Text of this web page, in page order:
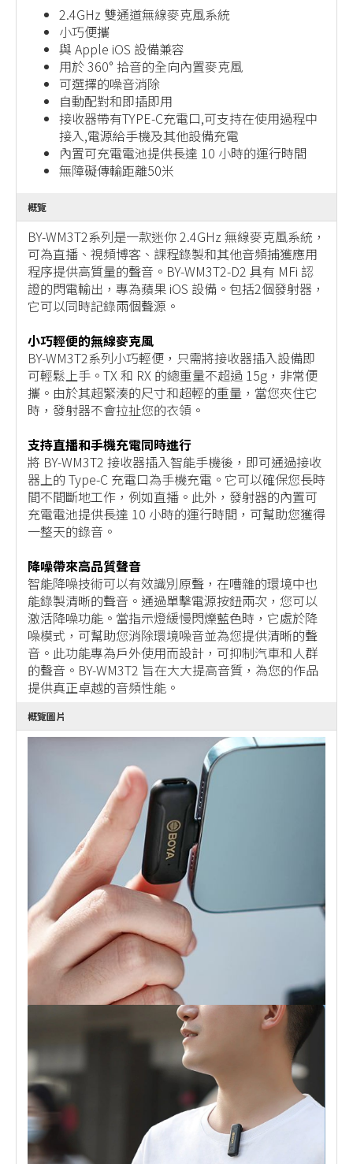
2.4GHz 雙通道無線麥克風系統
小巧便攜
與 Apple iOS 設備兼容
用於 360° 拾音的全向內置麥克風
可選擇的噪音消除
自動配對和即插即用
接收器帶有TYPE-C充電口,可支持在使用過程中
接入,電源給手機及其他設備充電
內置可充電電池提供長達 10 小時的運行時間
無障礙傳輸距離50米
概覽
BY-WM3T2系列是一款迷你 2.4GHz 無線麥克風系統，
可為直播、視頻博客、課程錄製和其他音頻捕獲應用
程序提供高質量的聲音。BY-WM3T2-D2 具有 MFi 認
證的閃電輸出，專為蘋果 iOS 設備。包括2個發射器，
它可以同時記錄兩個聲源。
小巧輕便的無線麥克風
BY-WM3T2系列小巧輕便，只需將接收器插入設備即
可輕鬆上手。TX 和 RX 的總重量不超過 15g，非常便
攜。由於其超緊湊的尺寸和超輕的重量，當您夾住它
時，發射器不會拉扯您的衣領。
支持直播和手機充電同時進行
將 BY-WM3T2 接收器插入智能手機後，即可通過接收
器上的 Type-C 充電口為手機充電。它可以確保您長時
間不間斷地工作，例如直播。此外，發射器的內置可
充電電池提供長達 10 小時的運行時間，可幫助您獲得
一整天的錄音。
降噪帶來高品質聲音
智能降噪技術可以有效識別原聲，在嘈雜的環境中也
能錄製清晰的聲音。通過單擊電源按鈕兩次，您可以
激活降噪功能。當指示燈緩慢閃爍藍色時，它處於降
噪模式，可幫助您消除環境噪音並為您提供清晰的聲
音。此功能專為戶外使用而設計，可抑制汽車和人群
的聲音。BY-WM3T2 旨在大大提高音質，為您的作品
提供真正卓越的音頻性能。
概覽圖片